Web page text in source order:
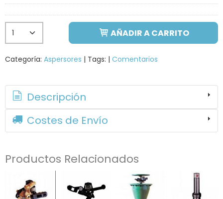
AÑADIR A CARRITO
Categoría: Aspersores | Tags: | Comentarios
Descripción
Costes de Envío
Productos Relacionados